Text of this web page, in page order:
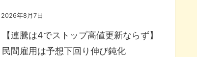
2026年8月7日
【連騰は4でストップ高値更新ならず】
民間雇用は予想下回り伸び鈍化